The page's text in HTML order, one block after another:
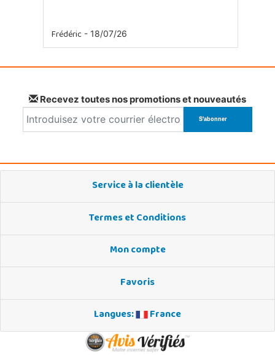
Frédéric- 18/07/26
Recevez toutes nos promotions et nouveautés
Service à la clientèle
Termes et Conditions
Mon compte
Favoris
Langues:
France